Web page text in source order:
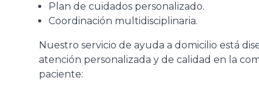
Plan de cuidados personalizado.
Coordinación multidisciplinaria.
Nuestro servicio de ayuda a domicilio está
atención personalizada y de calidad en la
paciente: